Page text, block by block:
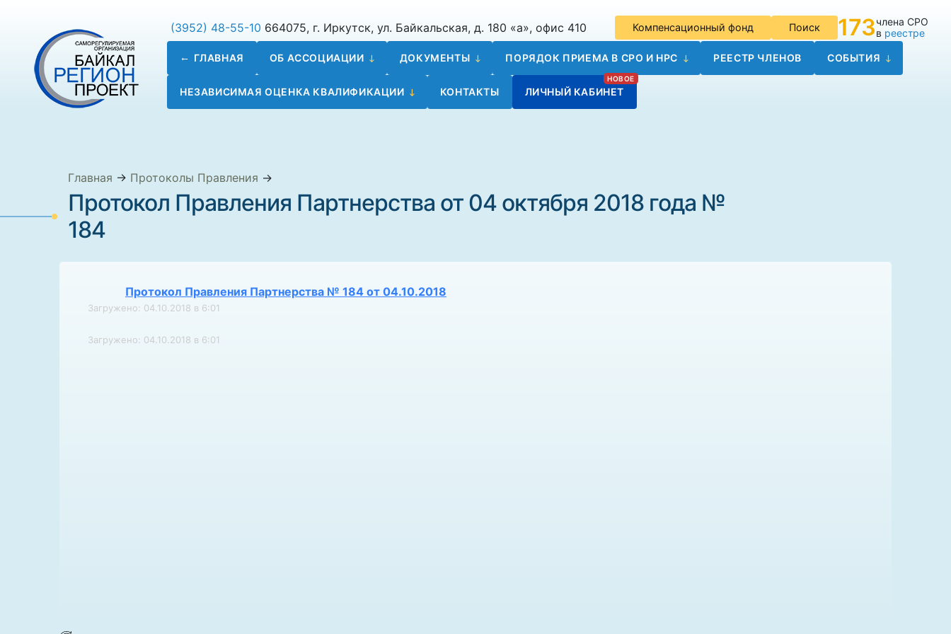
(3952) 48-55-10 664075, г. Иркутск, ул. Байкальская, д. 180 «а», офис 410 Компенсационный фонд Поиск 173члена СРО
в реестре
ГЛАВНАЯ ОБ АССОЦИАЦИИ ДОКУМЕНТЫ ПОРЯДОК ПРИЕМА В СРО И НРС РЕЕСТР ЧЛЕНОВ СОБЫТИЯ
НЕЗАВИСИМАЯ ОЦЕНКА КВАЛИФИКАЦИИ КОНТАКТЫ ЛИЧНЫЙ КАБИНЕТ
Главная → Протоколы Правления →
Протокол Правления Партнерства от 04 октября 2018 года №
184
Протокол Правления Партнерства № 184 от 04.10.2018
Загружено: 04.10.2018 в 6:01
Загружено: 04.10.2018 в 6:01